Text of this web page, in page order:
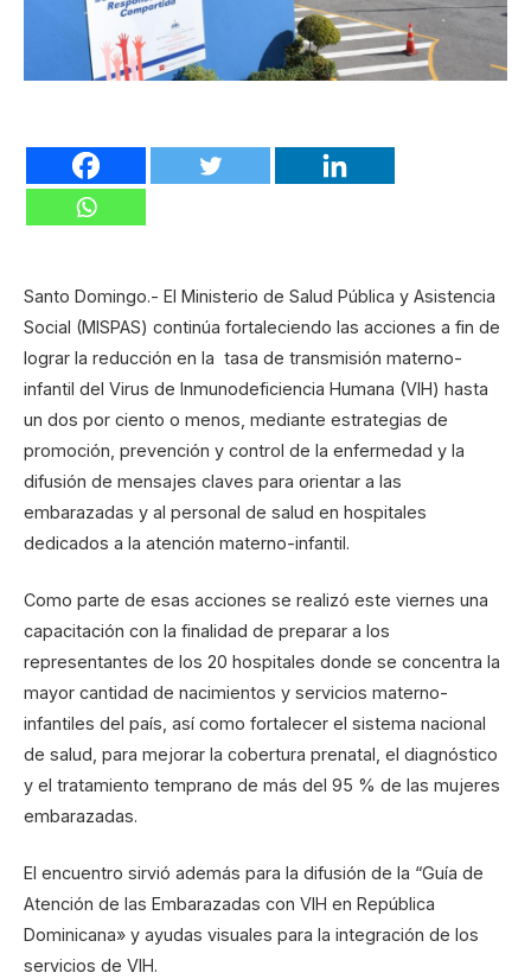
Santo Domingo.- El Ministerio de Salud Pública y Asistencia
Social (MISPAS) continúa fortaleciendo las acciones a fin de
lograr la reducción en la tasa de transmisión materno-
infantil del Virus de Inmunodeficiencia Humana (VIH) hasta
un dos por ciento o menos, mediante estrategias de
promoción, prevención y control de la enfermedad y la
difusión de mensajes claves para orientar a las
embarazadas y al personal de salud en hospitales
dedicados a la atención materno-infantil.
Como parte de esas acciones se realizó este viernes una
capacitación con la finalidad de preparar a los
representantes de los 20 hospitales donde se concentra la
mayor cantidad de nacimientos y servicios materno-
infantiles del país, así como fortalecer el sistema nacional
de salud, para mejorar la cobertura prenatal, el diagnóstico
y el tratamiento temprano de más del 95 % de las mujeres
embarazadas.
El encuentro sirvió además para la difusión de la “Guía de
Atención de las Embarazadas con VIH en República
Dominicana» y ayudas visuales para la integración de los
servicios de VIH.